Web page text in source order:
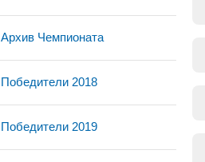
Архив Чемпионата
Победители 2018
Победители 2019